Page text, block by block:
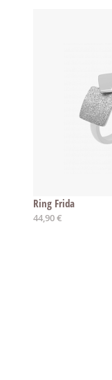
Ring Frida
Ab
44,90 €